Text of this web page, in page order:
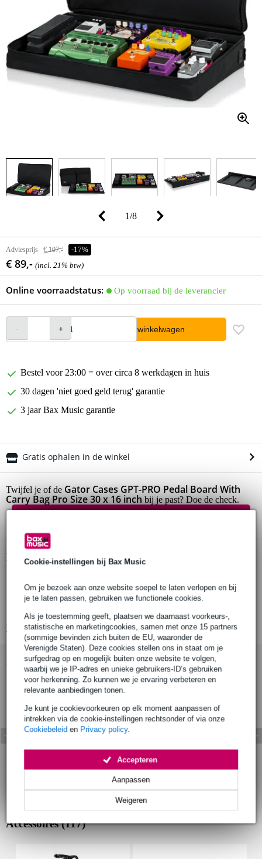
Cookie-instellingen bij Bax Music
Om je bezoek aan onze website soepel te laten verlopen en bij
je te laten passen, gebruiken we functionele cookies.
Als je toestemming geeft, plaatsen we daarnaast voorkeurs-,
statistische en marketingcookies, samen met onze 15 partners
(sommige bevinden zich buiten de EU, waaronder de
Verenigde Staten). Deze cookies stellen ons in staat om je
surfgedrag op en mogelijk buiten onze website te volgen,
waarbij we je IP-adres en unieke gebruikers-ID’s gebruiken
voor herkenning. Zo kunnen we je ervaring verbeteren en
relevante aanbiedingen tonen.
Je kunt je cookievoorkeuren op elk moment aanpassen of
intrekken via de cookie-instellingen rechtsonder of via onze
Cookiebeleid en Privacy policy.
Weigeren
Aanpassen
Accepteren
1/8
Adviesprijs € 107,- -17%
€ 89,- (incl. 21% btw)
Online voorraadstatus: Op voorraad bij de leverancier
In winkelwagen
Bestel voor 23:00 = over circa 8 werkdagen in huis
30 dagen 'niet goed geld terug' garantie
3 jaar Bax Music garantie
Gratis ophalen in de winkel
Twijfel je of de Gator Cases GPT-PRO Pedal Board With
Carry Bag Pro Size 30 x 16 inchbij je past? Doe de check.
Productinformatie
afmetingen pedalboard: 30 x 16 inch
Bekijk alle productspecificaties
Bekijk ook eens (1)
Accessoires (117)